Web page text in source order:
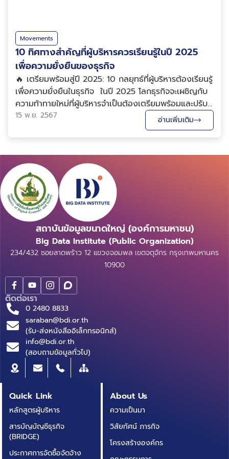
Movements
10 ทิศทางสำคัญที่ผู้บริหารควรเรียนรู้ในปี 2025
เพื่อความยั่งยืนของธุรกิจ
🔥 เตรียมพร้อมสู่ปี 2025: 10 กลยุทธ์ที่ผู้บริหารต้องเรียนรู้
เพื่อความยั่งยืนในธุรกิจ ในปี 2025 โลกธุรกิจจะเผชิญกับ
ความท้าทายใหม่ที่ผู้บริหารจำเป็นต้องเตรียมพร้อมและปรับ
ตัวให้เข้ากับการเปลี่ยนแปลงทางเทคโนโลยีและสังคมที่เกิด
ขึ้นอย่างรวดเร็ว ความยั่งยืน (Sustainability) จะยังคง
เป็นหัวใจหลักที่กำหน...
15 พ.ย. 2567 อ่านเพิ่มเติม
สถาบันข้อมูลขนาดใหญ่ (องค์การมหาชน)
Big Data Institute (Public Organization)
234/432 ซอยลาดพร้าว 12 แขวงจอมพล เขตจตุจักร กรุงเทพมหานคร
10900
ติดต่อเรา
0 2480 8833
saraban@bdi.or.th
(รับ-ส่งหนังสืออิเล็กทรอนิกส์)
info@bdi.or.th
(สอบถามข้อมูลทั่วไป)
Quick Link
หลักสูตรผู้บริหาร
สารบัญบัญชีธุรกิจ
(BRIDGE)
ประกาศการจัดซื้อจัดจ้าง
About Us
ความเป็นมา
วิสัยทัศน์ ภารกิจ
โครงสร้างองค์กร